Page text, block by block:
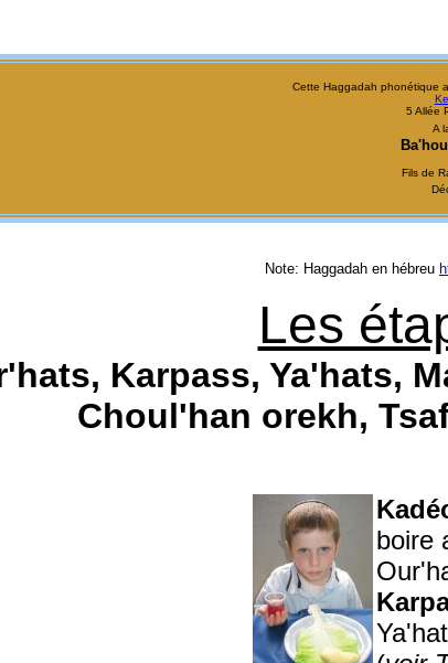
Cette Haggadah phonétique
5 Allée
A
Fils de
Note: Haggadah en hébreu
Les
Karpass, Ya'hats,
Choul'han orekh,
boire